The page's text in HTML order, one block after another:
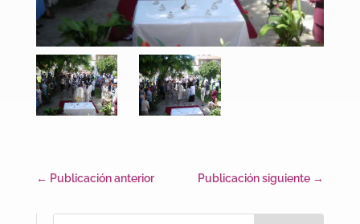
← Publicación anterior Publicación siguiente →